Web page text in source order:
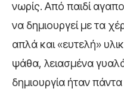
νωρίς. Από παιδί
να δημιουργεί με τα
απλά και «ευτελή»
ψάθα, λειασμένα
δημιουργία ήταν πάντα